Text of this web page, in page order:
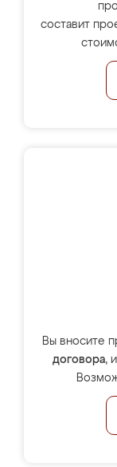
составит
Вы вносите
договора,